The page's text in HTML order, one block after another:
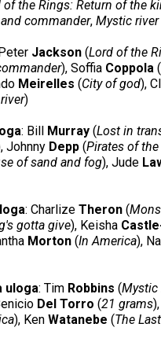
of the Rings: Return of the
commander, Mystic river
Jackson (Lord of the
), Soffia Coppola (
Meirelles (City of god),
)
: Bill Murray (Lost in
Johnny Depp (Pirates of the
of sand and fog), Jude
: Charlize Theron (
gotta give), Keisha
Morton (In America),
uloga: Tim Robbins (Mystic
Del Torro (21 grams
), Ken Watanebe (The